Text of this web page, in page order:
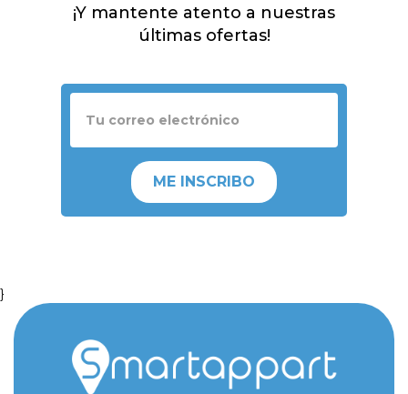
¡Y mantente atento a nuestras
últimas ofertas!
ME INSCRIBO
}